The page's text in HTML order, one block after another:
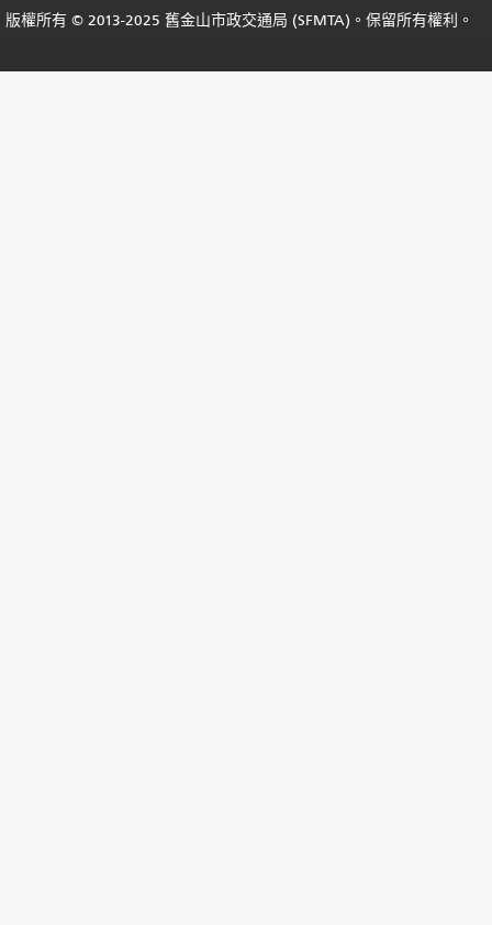
版權所有 © 2013-2025 舊金山市政交通局 (SFMTA)。保留所有權利。